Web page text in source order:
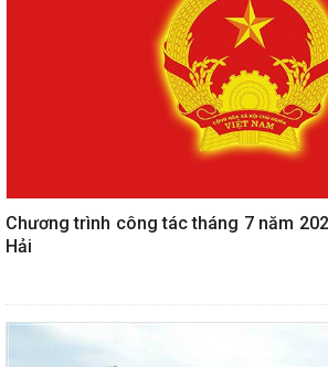
Chương trình công tác tháng 7 năm
Hải